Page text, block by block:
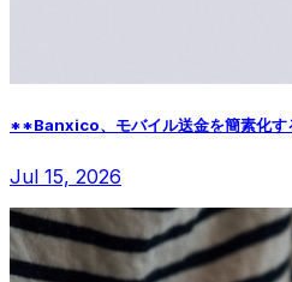
**Banxico、モバイル送金を簡素化す
Jul 15, 2026